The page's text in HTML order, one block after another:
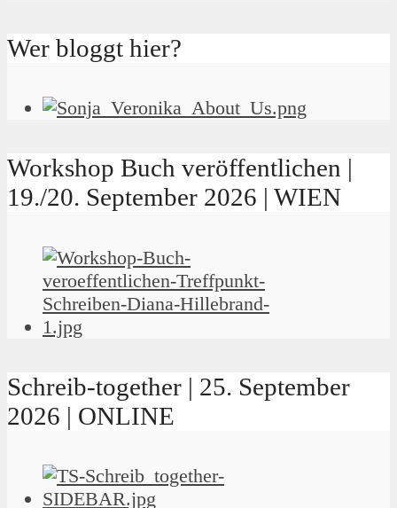
Wer bloggt hier?
Workshop Buch veröffentlichen |
19./20. September 2026 | WIEN
Schreib-together | 25. September
2026 | ONLINE